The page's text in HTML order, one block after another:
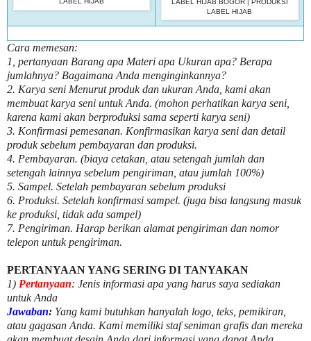
LABEL HIJAB BOGOR | PRODUKSI
LABEL HIJAB
Cara memesan:
1, pertanyaan Barang apa Materi apa Ukuran apa? Berapa
jumlahnya? Bagaimana Anda menginginkannya?
2. Karya seni Menurut produk dan ukuran Anda, kami akan
membuat karya seni untuk Anda. (mohon perhatikan karya seni,
karena kami akan berproduksi sama seperti karya seni)
3. Konfirmasi pemesanan. Konfirmasikan karya seni dan detail
produk sebelum pembayaran dan produksi.
4. Pembayaran. (biaya cetakan, atau setengah jumlah dan
setengah lainnya sebelum pengiriman, atau jumlah 100%)
5. Sampel. Setelah pembayaran sebelum produksi
6. Produksi. Setelah konfirmasi sampel. (juga bisa langsung masuk
ke produksi, tidak ada sampel)
7. Pengiriman. Harap berikan alamat pengiriman dan nomor
telepon untuk pengiriman.
PERTANYAAN YANG SERING DI TANYAKAN
1) Pertanyaan: Jenis informasi apa yang harus saya sediakan
untuk Anda
Jawaban: Yang kami butuhkan hanyalah logo, teks, pemikiran,
atau gagasan Anda. Kami memiliki staf seniman grafis dan mereka